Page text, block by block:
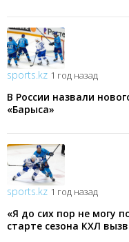
sports.kz 1 год назад
В России назвали
«Барыса»
sports.kz 1 год назад
«Я до сих пор не могу
старте сезона КХЛ